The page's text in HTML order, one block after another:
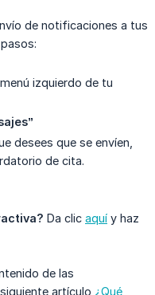
de notificaciones a tus
izquierdo de tu
desees que se envíen,
de cita.
Da clic aquí y haz
de las
artículo ¿Qué